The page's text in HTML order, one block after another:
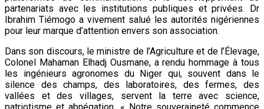
partenariats avec les institutions publiques et privées. Dr
Ibrahim Tiémogo a vivement salué les autorités nigériennes
pour leur marque d’attention envers son association.
Dans son discours, le ministre de l’Agriculture et de l’Élevage,
Colonel Mahaman Elhadj Ousmane, a rendu hommage à tous
les ingénieurs agronomes du Niger qui, souvent dans le
silence des champs, des laboratoires, des fermes, des
vallées et des villages, servent la terre avec science,
patriotisme et abnégation. « Notre souveraineté commence